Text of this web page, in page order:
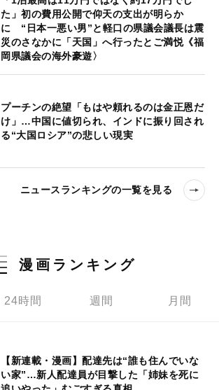
た」初の費用公開で仰天の支出が明らか
に “日本一悪い男”と軽口の県議会議長は震
災のさなかに「天国」へ行ったとご満悦《福
岡県議会の海外豪遊〉
プーチンの絶望「もはや頼れるのは金正恩だ
け」…中国に値切られ、インドに振り回され
る“大国ロシア”の悲しい現実
ニュースランキングの一覧を見る
漫画ランキング
24時間 週間 月間
【新連載・漫画】配達先は“誰も住んでいな
い家”…新人配達員が目撃した「姉妹を死に